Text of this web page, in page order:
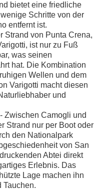
bietet eine friedliche
Schritte von der
entfernt ist.
Strand von Punta Crena,
ist nur zu Fuß
was seinen
hat. Die Kombination
Wellen und dem
Varigotti macht diesen
und
Zwischen Camogli und
Strand nur per Boot oder
den Nationalpark
von San
Abtei direkt
Erlebnis. Das
Lage machen ihn
Tauchen.